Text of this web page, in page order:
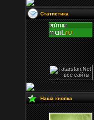
Статистика
Наша кнопка